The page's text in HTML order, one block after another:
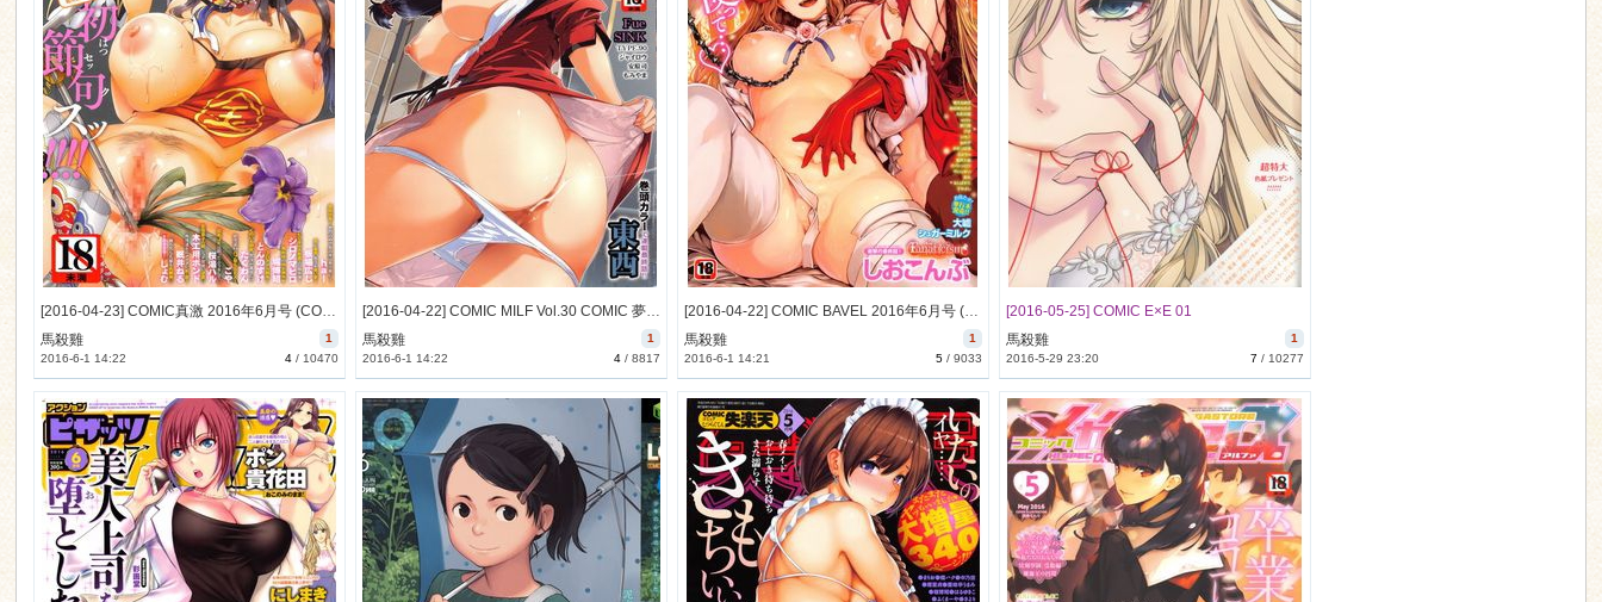
[2016-04-23] COMIC真激 2016年6月号 (COMIC Shingeki 2016-6)
1
馬殺雞
4 / 10470
2016-6-1 14:22
[2016-04-22] COMIC MILF Vol.30 COMIC 夢幻転生 2016年6月号増刊 (COMIC MILF Vol.30 2016-6)
1
馬殺雞
4 /8817
2016-6-1 14:22
[2016-04-22] COMIC BAVEL 2016年6月号 (COMIC BAVEL 2016-6)
1
馬殺雞
5 /9033
2016-6-1 14:21
[2016-05-25] COMIC E×E 01
1
馬殺雞
7 / 10277
2016-5-29 23:20